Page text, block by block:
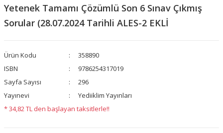
Yetenek Tamamı Çözümlü Son 6 Sınav Çıkmış
Sorular (28.07.2024 Tarihli ALES-2 EKLİ
Ürün Kodu
358890
ISBN
9786254317019
Sayfa Sayısı
296
Yayınevi
Yediiklim Yayınları
* 34,82 TL den başlayan taksitlerle!!